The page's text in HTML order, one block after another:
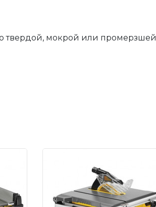
твердой, мокрой или промерзшей